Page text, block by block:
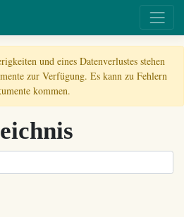
und eines Datenverlustes stehen
zur Verfügung. Es kann zu Fehlern
kommen.